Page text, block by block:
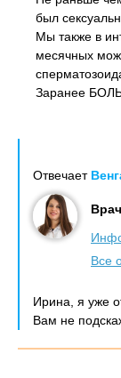
был
Мы также в
месячных
Заранее
Отвечает
Все
Ирина, я уже
Вам не